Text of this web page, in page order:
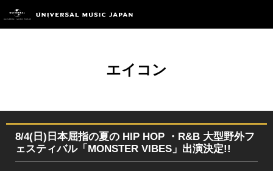
エイコン
8/4(日)日本屈指の夏の HIP HOP ・R&B 大型野外フ
ェスティバル「MONSTER VIBES」出演決定!!